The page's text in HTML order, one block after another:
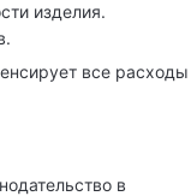
изделия.
все расходы
в